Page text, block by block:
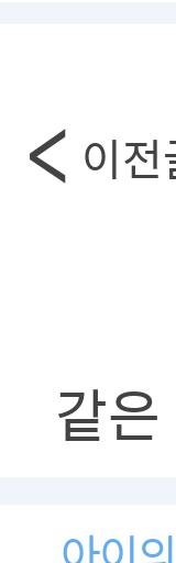
이전
같